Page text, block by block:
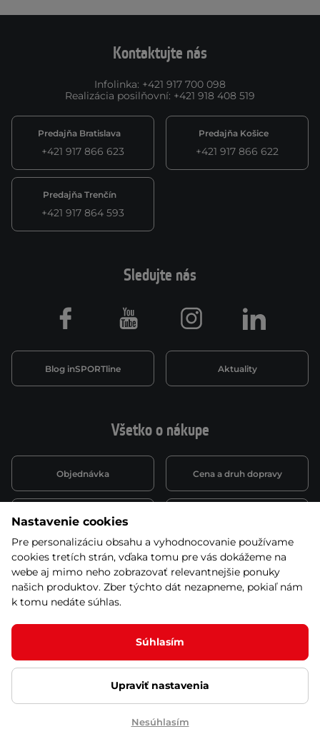
Kontaktujte nás
Infolinka: +421 917 700 098
Realizácia posilňovní: +421 918 408 519
Predajňa Bratislava
+421 917 866 623
Predajňa Košice
+421 917 866 622
Predajňa Trenčín
+421 917 864 593
Všetko o nákupe
Objednávka Cena a druh dopravy
Spôsob platby
Montáž a servis Reklamácie a záruka
Kariéra
Sledujte nás
Blog inSPORTline Aktuality
Facebook Youtube Instagram LinkedIn
© 2026 Stores inSPORTline SK, s.r.o. Všetky práva vyhradené
Ochrana osobných údajov Nastavenie cookies
Nastavenie cookies
Pre personalizáciu obsahu a vyhodnocovanie používame
cookies tretích strán, vďaka tomu pre vás dokážeme na
webe aj mimo neho zobrazovať relevantnejšie ponuky
našich produktov. Zber týchto dát nezapneme, pokiaľ nám
k tomu nedáte súhlas.
Súhlasím
Upraviť nastavenia
Nesúhlasím